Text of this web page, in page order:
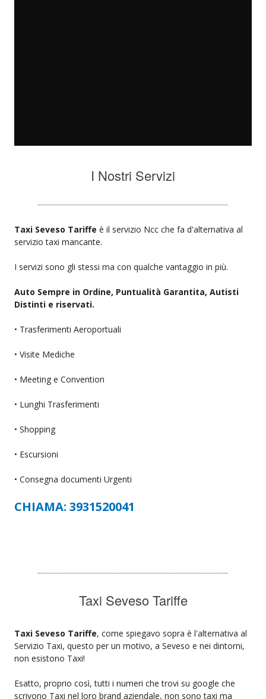
I Nostri Servizi
Taxi Seveso Tariffe è il servizio Ncc che fa d'alternativa al
servizio taxi mancante.
I servizi sono gli stessi ma con qualche vantaggio in più.
Auto Sempre in Ordine, Puntualità Garantita, Autisti
Distinti e riservati.
• Trasferimenti Aeroportuali
• Visite Mediche
• Meeting e Convention
• Lunghi Trasferimenti
• Shopping
• Escursioni
• Consegna documenti Urgenti
CHIAMA: 3931520041
Taxi Seveso Tariffe
Taxi Seveso Tariffe, come spiegavo sopra è l'alternativa al
Servizio Taxi, questo per un motivo, a Seveso e nei dintorni,
non esistono Taxi!
Esatto, proprio così, tutti i numeri che trovi su google che
scrivono Taxi nel loro brand aziendale, non sono taxi ma